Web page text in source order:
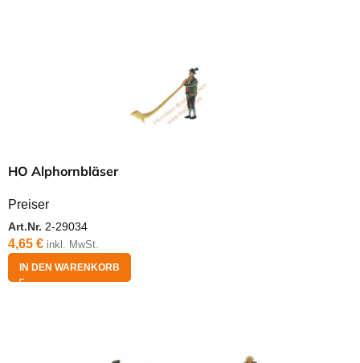
HO Alphornbläser
Preiser
Art.Nr. 2-29034
4,65 € inkl. MwSt.
IN DEN WARENKORB